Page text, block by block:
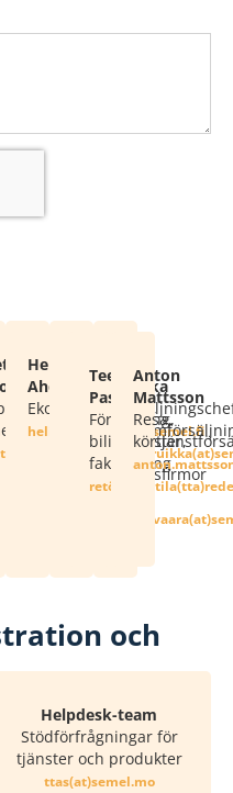
Heli
Ahdinkallio
Ekonomichef
if.lemes(ta)oillaknidha.ileh
Nutivaara
Försäljning,
taxameter
service,
installationsfirmor
Ruikka
Teemu
Pastila
Försäljning,
bilisttjänster,
fakturering
Anton
Mattsson
Resa,
och
Helpdesk-team
Stödförfrågningar för
tjänster och produkter
om.lemes(ta)satt